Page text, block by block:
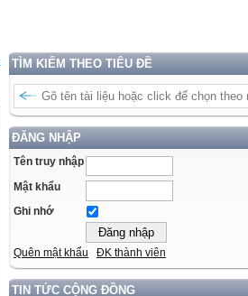
TÌM KIẾM THEO TIÊU ĐỀ
ĐĂNG NHẬP
Tên truy nhập
Mật khẩu
Ghi nhớ
Quên mật khẩu ĐK thành viên
TIN TỨC CỘNG ĐỒNG